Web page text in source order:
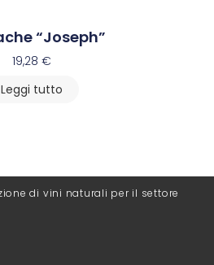
“Joseph”
19,28 €
Leggi tutto
di vini naturali per il settore